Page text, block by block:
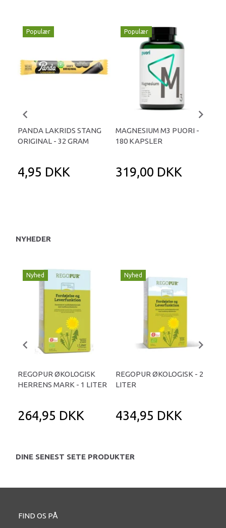
Populær
PANDA LAKRIDS STANG
ORIGINAL - 32 GRAM
4,95 DKK
Populær
MAGNESIUM M3 PUORI -
180 KAPSLER
319,00 DKK
NYHEDER
Nyhed
REGOPUR ØKOLOGISK
HERRENS MARK - 1 LITER
264,95 DKK
Nyhed
REGOPUR ØKOLOGISK - 2
LITER
434,95 DKK
DINE SENEST SETE PRODUKTER
FIND OS PÅ